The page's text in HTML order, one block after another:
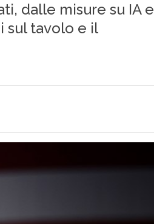
dalle misure su IA e
sul tavolo e il